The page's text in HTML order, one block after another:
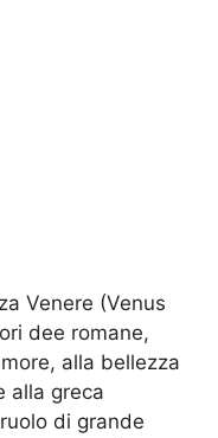
Venere (Venus
dee romane,
alla bellezza
alla greca
di grande